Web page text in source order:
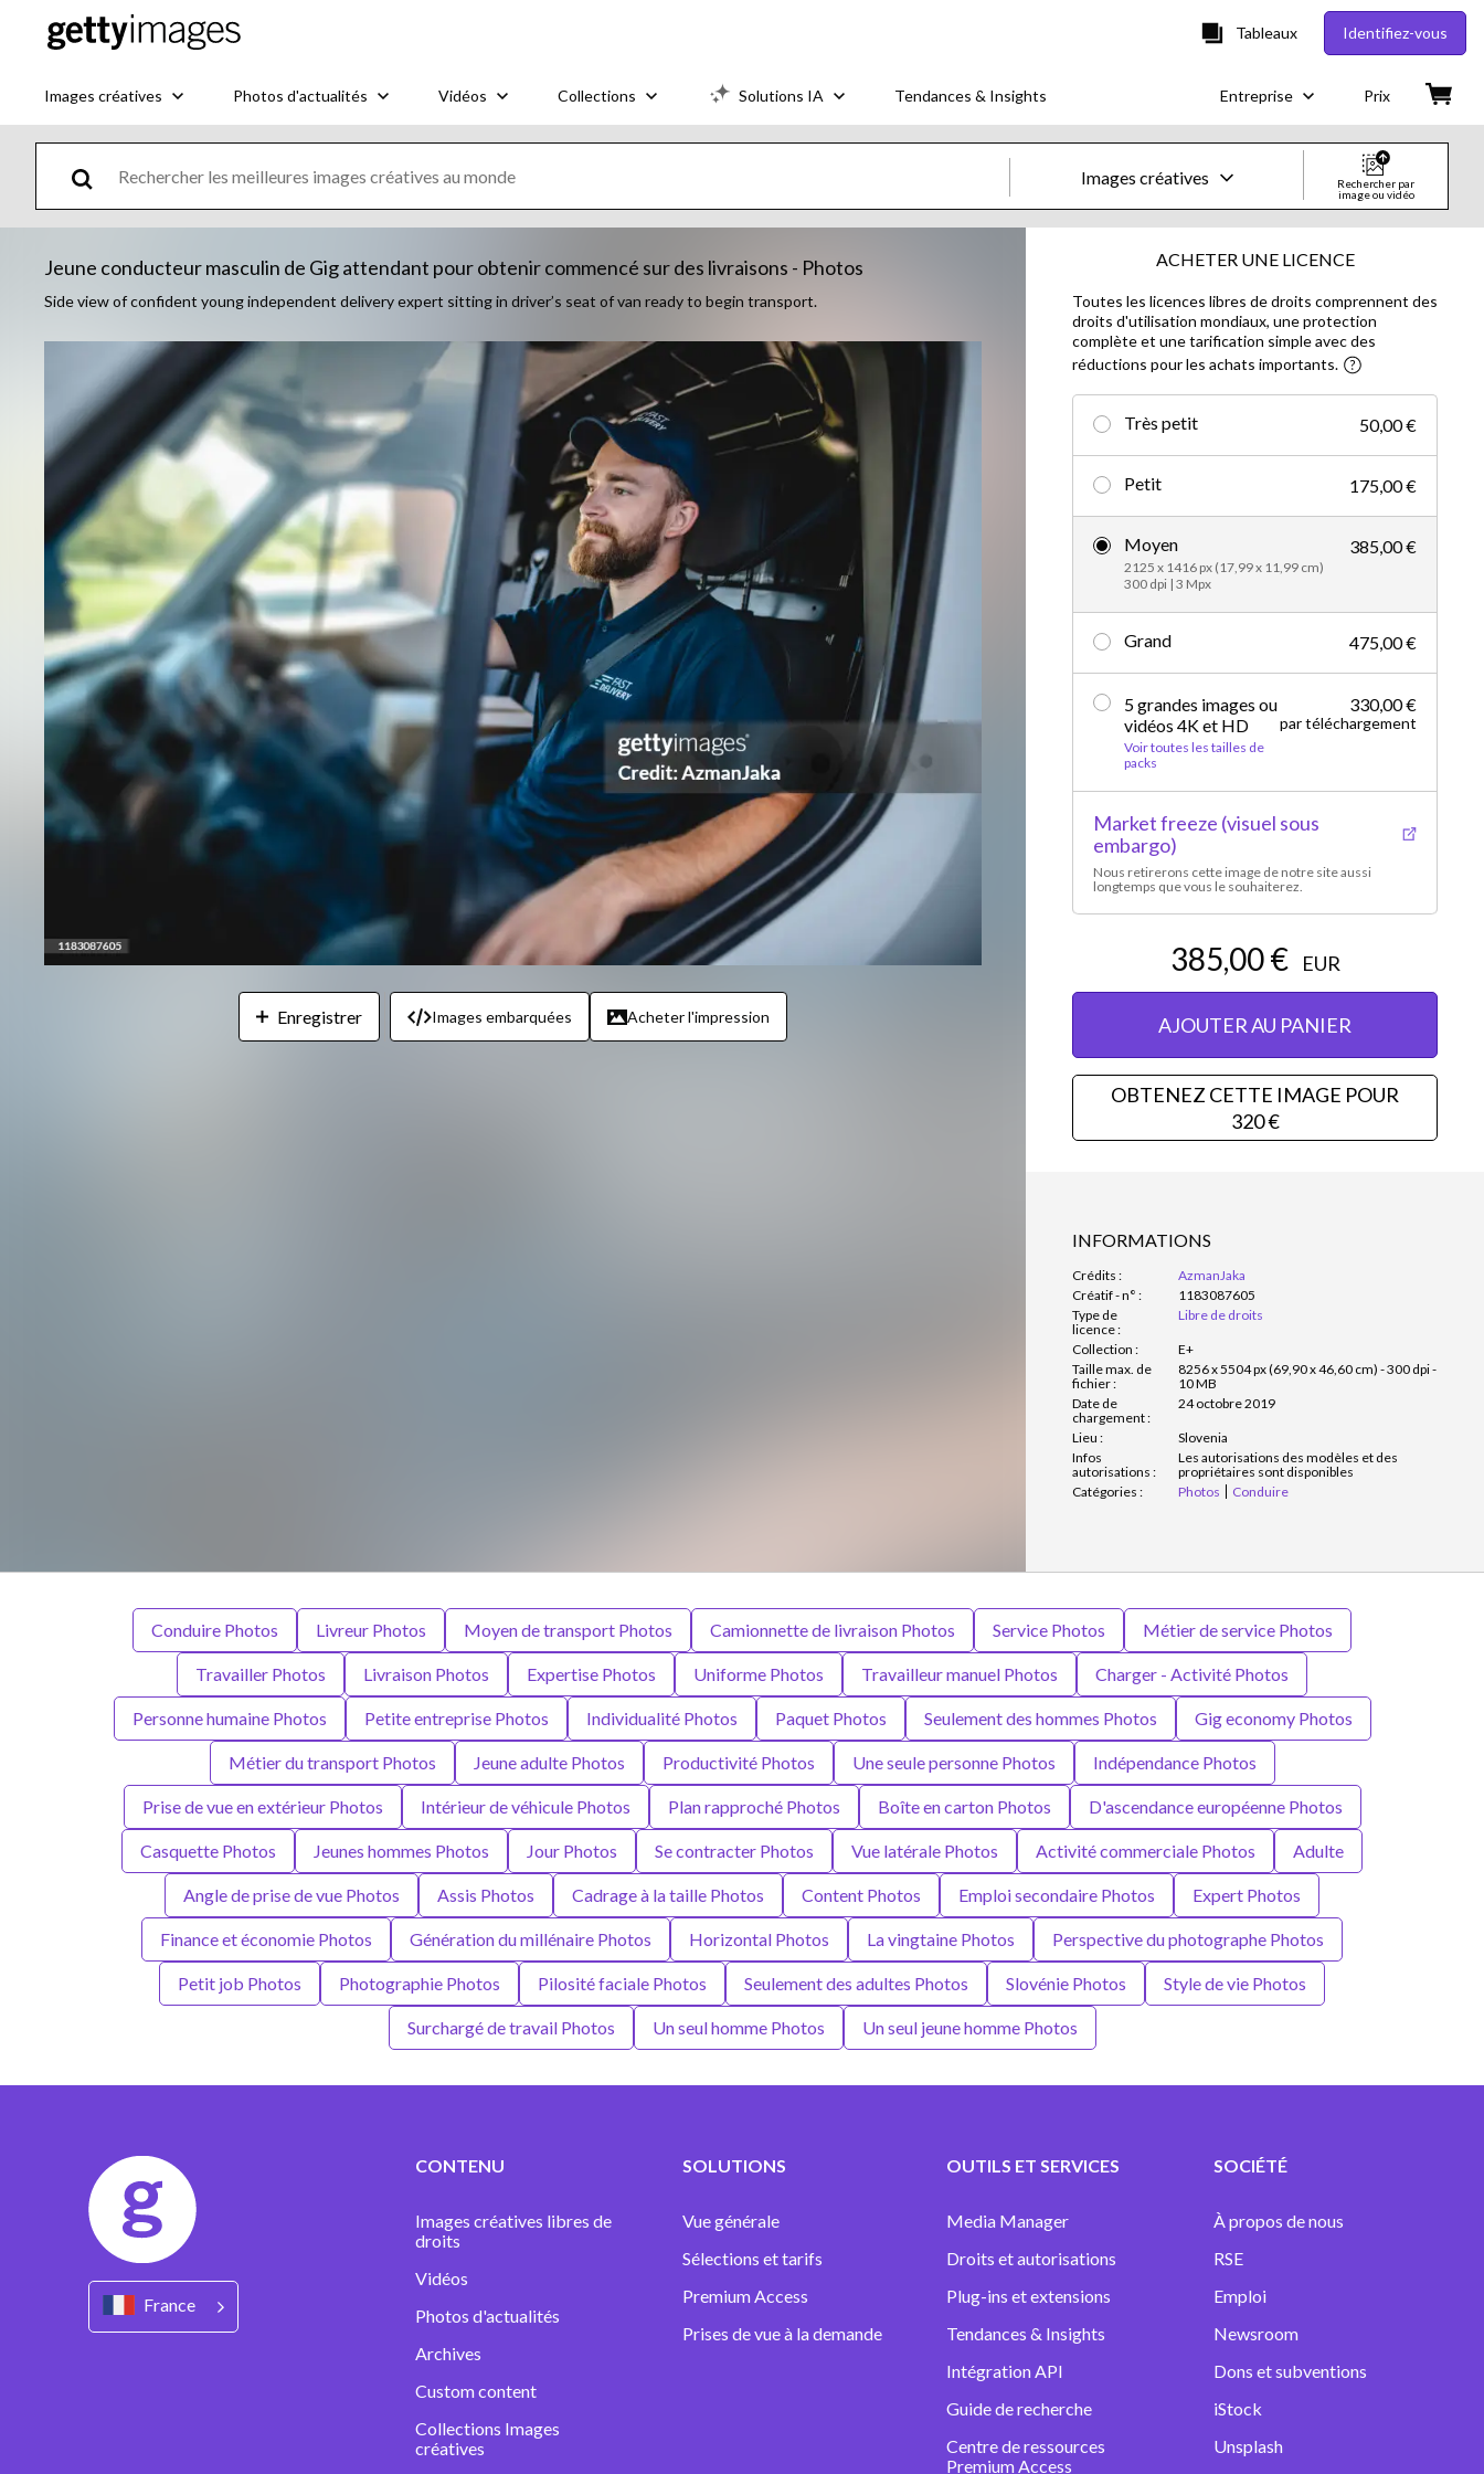
Tableaux Identifiez-vous
Images créatives Photos d'actualités Vidéos Collections Solutions IA Tendances & Insights Entreprise Prix
Images créatives
Images
Images créatives
Vidéos créatives
Vidéos d’actualités
Rechercher par
image ou vidéo
Jeune conducteur masculin de Gig attendant pour obtenir commencé sur des livraisons - Photos
Side view of confident young independent delivery expert sitting in driver’s seat of van ready to begin transport.
Enregistrer Images embarquées Acheter l'impression
ACHETER UNE LICENCE
Toutes les licences libres de droits comprennent des
droits d'utilisation mondiaux, une protection
complète et une tarification simple avec des
réductions pour les achats importants.
Très petit 50,00 €
Petit 175,00 €
Moyen
2125 x 1416 px (17,99 x 11,99 cm)
300 dpi | 3 Mpx
385,00 €
Grand 475,00 €
5 grandes images ou
vidéos 4K et HD
Voir toutes les tailles de
packs
330,00 €
par téléchargement
Market freeze (visuel sous
embargo)
Nous retirerons cette image de notre site aussi
longtemps que vous le souhaiterez.
385,00 € EUR
AJOUTER AU PANIER
OBTENEZ CETTE IMAGE POUR
320 €
INFORMATIONS
Crédits :
AzmanJaka
Créatif - n° :
1183087605
Type de
licence :
Libre de droits
Collection :
E+
Taille max. de
fichier :
8256 x 5504 px (69,90 x 46,60 cm) - 300 dpi -
10 MB
Date de
chargement :
24 octobre 2019
Lieu :
Slovenia
Infos
autorisations :
Les autorisations des modèles et des
propriétaires sont disponibles
Catégories :
Photos Conduire
Conduire Photos Livreur Photos Moyen de transport Photos Camionnette de livraison Photos Service Photos Métier de service Photos
Travailler Photos Livraison Photos Expertise Photos Uniforme Photos Travailleur manuel Photos Charger - Activité Photos
Personne humaine Photos Petite entreprise Photos Individualité Photos Paquet Photos Seulement des hommes Photos Gig economy Photos
Métier du transport Photos Jeune adulte Photos Productivité Photos Une seule personne Photos Indépendance Photos
Prise de vue en extérieur Photos Intérieur de véhicule Photos Plan rapproché Photos Boîte en carton Photos D'ascendance européenne Photos
Casquette Photos Jeunes hommes Photos Jour Photos Se contracter Photos Vue latérale Photos Activité commerciale Photos Adulte
Angle de prise de vue Photos Assis Photos Cadrage à la taille Photos Content Photos Emploi secondaire Photos Expert Photos
Finance et économie Photos Génération du millénaire Photos Horizontal Photos La vingtaine Photos Perspective du photographe Photos
Petit job Photos Photographie Photos Pilosité faciale Photos Seulement des adultes Photos Slovénie Photos Style de vie Photos
Surchargé de travail Photos Un seul homme Photos Un seul jeune homme Photos
France
CONTENU
Images créatives libres de
droits
Vidéos
Photos d'actualités
Archives
Custom content
Collections Images
créatives
SOLUTIONS
Vue générale
Sélections et tarifs
Premium Access
Prises de vue à la demande
OUTILS ET SERVICES
Media Manager
Droits et autorisations
Plug-ins et extensions
Tendances & Insights
Intégration API
Guide de recherche
Centre de ressources
Premium Access
SOCIÉTÉ
À propos de nous
RSE
Emploi
Newsroom
Dons et subventions
iStock
Unsplash